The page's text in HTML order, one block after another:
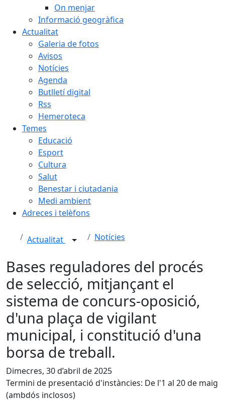
On menjar
Informació geogràfica
Actualitat
Galeria de fotos
Avisos
Notícies
Agenda
Butlletí digital
Rss
Hemeroteca
Temes
Educació
Esport
Cultura
Salut
Benestar i ciutadania
Medi ambient
Adreces i telèfons
Actualitat Notícies
Bases reguladores del procés
de selecció, mitjançant el
sistema de concurs-oposició,
d'una plaça de vigilant
municipal, i constitució d'una
borsa de treball.
Dimecres, 30 d’abril de 2025
Termini de presentació d'instàncies: De l'1 al 20 de maig
(ambdós inclosos)